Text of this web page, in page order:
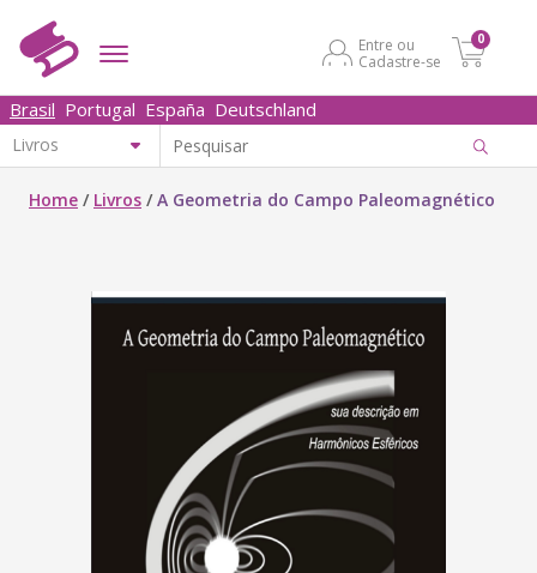
Entre ou
Cadastre-se
0
Brasil Portugal España Deutschland
Home / Livros /A Geometria do Campo Paleomagnético